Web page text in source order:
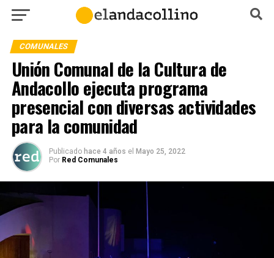
COMUNALES
Unión Comunal de la Cultura de
Andacollo ejecuta programa
presencial con diversas actividades
para la comunidad
Publicado hace 4 años el Mayo 25, 2022
Por Red Comunales